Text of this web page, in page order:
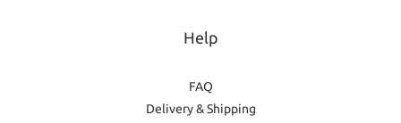
Help
FAQ
Delivery & Shipping